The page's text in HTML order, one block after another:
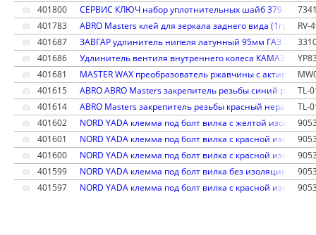
401800
СЕРВИС КЛЮЧ набор уплотнительных шайб 379
401783
ABRO Masters клей для зеркала заднего вида (1гр)
RV-
401687
ЗАВГАР удлинитель нипеля латунный 95мм ГАЗ 33104
401686
Удлинитель вентиля внутреннего колеса КАМАЗ 54901
401681
MASTER WAX преобразователь ржавчины с активным
401615
ABRO ABRO Masters закрепитель резьбы синий
TL-
401614
ABRO Masters закрепитель резьбы красный
TL-
401602
NORD YADA клемма под болт вилка с желтой
401601
NORD YADA клемма под болт вилка с красной
401600
NORD YADA клемма под болт вилка с красной
401599
NORD YADA клемма под болт вилка без изоляции 4,5мм
401597
NORD YADA клемма под болт вилка с красной